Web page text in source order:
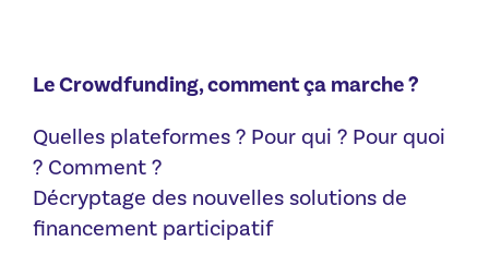
Le Crowdfunding, comment ça marche ?
Quelles plateformes ? Pour qui ? Pour quoi
? Comment ?
Décryptage des nouvelles solutions de
financement participatif